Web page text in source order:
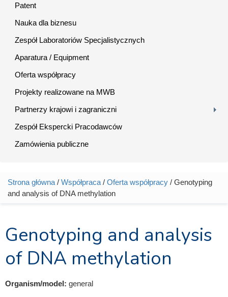
Patent
Nauka dla biznesu
Zespół Laboratoriów Specjalistycznych
Aparatura / Equipment
Oferta współpracy
Projekty realizowane na MWB
Partnerzy krajowi i zagraniczni
Zespół Ekspercki Pracodawców
Zamówienia publiczne
Jesteś tutaj
Strona główna / Współpraca / Oferta współpracy / Genotyping
and analysis of DNA methylation
Genotyping and analysis
of DNA methylation
Organism/model: general